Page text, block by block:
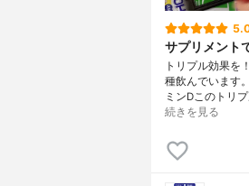
サプリメント
トリプル効果を
種飲んでいま
ミンDこのトリ
続きを見る